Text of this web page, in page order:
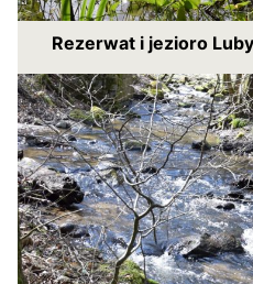
Rezerwat i jezioro